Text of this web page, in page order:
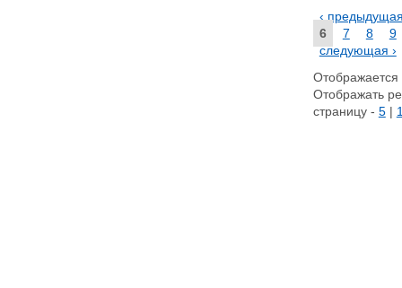
‹
6
7 8
9
следующая ›
Отображается
Отображать
страницу - 5|